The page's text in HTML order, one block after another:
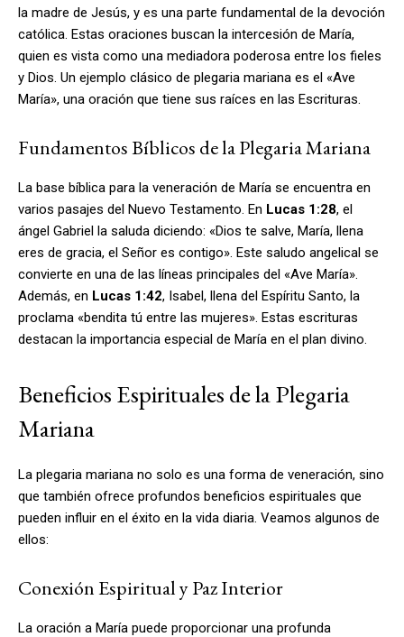
la madre de Jesús, y es una parte fundamental de la devoción
católica. Estas oraciones buscan la intercesión de María,
quien es vista como una mediadora poderosa entre los fieles
y Dios. Un ejemplo clásico de plegaria mariana es el «Ave
María», una oración que tiene sus raíces en las Escrituras.
Fundamentos Bíblicos de la Plegaria Mariana
La base bíblica para la veneración de María se encuentra en
varios pasajes del Nuevo Testamento. En Lucas 1:28, el
ángel Gabriel la saluda diciendo: «Dios te salve, María, llena
eres de gracia, el Señor es contigo». Este saludo angelical se
convierte en una de las líneas principales del «Ave María».
Además, en Lucas 1:42, Isabel, llena del Espíritu Santo, la
proclama «bendita tú entre las mujeres». Estas escrituras
destacan la importancia especial de María en el plan divino.
Beneficios Espirituales de la Plegaria
Mariana
La plegaria mariana no solo es una forma de veneración, sino
que también ofrece profundos beneficios espirituales que
pueden influir en el éxito en la vida diaria. Veamos algunos de
ellos:
Conexión Espiritual y Paz Interior
La oración a María puede proporcionar una profunda